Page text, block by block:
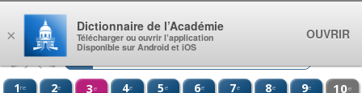
Aller au contenu
1re 2e 3e 4e 5e 6e 7e 8e 9e 10e
×
Dictionnaire de l’Académie
Télécharger ou ouvrir l’application
Disponible sur Android et iOS
OUVRIR